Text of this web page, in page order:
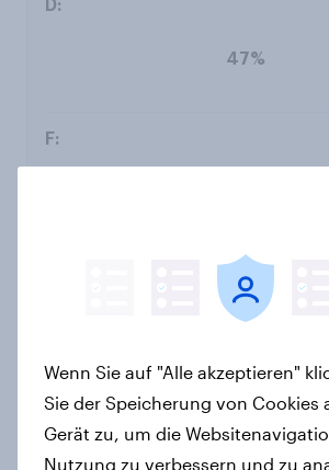
47%
42%
58%
Wenn Sie auf "Alle akzeptieren"
Sie der Speicherung von Cookies
Gerät zu, um die
Nutzung zu verbessern und zu